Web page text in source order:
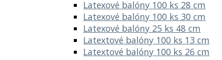
Latexové balóny 100 ks 28 cm
Latexové balóny 100 ks 30 cm
Latexové balóny 25 ks 48 cm
Latextové balóny 100 ks 13 cm
Latextové balóny 100 ks 26 cm